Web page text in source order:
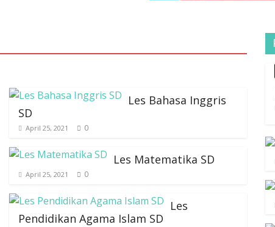
Les Bahasa Inggris
SD
April 25, 2021 0
Les Matematika SD
April 25, 2021 0
Les
Pendidikan Agama Islam SD